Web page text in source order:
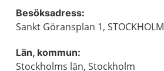
Besöksadress:
Sankt Göransplan 1, STOCKHOLM
Län, kommun:
Stockholms län, Stockholm